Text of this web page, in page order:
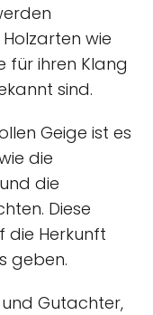
wie
für ihren Klang
sind.
Geige ist es
die
die
Diese
die Herkunft
geben.
Gutachter,